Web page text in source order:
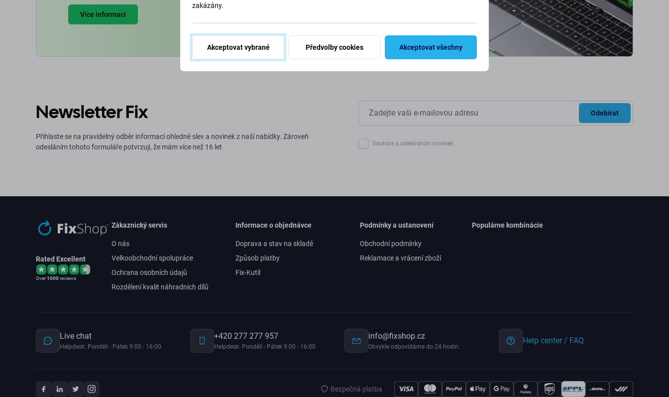
Více informací
Newsletter Fix
Přihlaste se na pravidelný odběr informací ohledně slev a novinek z naší nabídky. Zároveň
odesláním tohoto formuláře potvrzuji, že mám více než 16 let
Odebírat
Souhlas s odebíráním novinek
Rated Excellent
Over1000reviews
Zákaznický servis
O nás
Velkoobchodní spolupráce
Ochrana osobních údajů
Rozdělení kvalit náhradních dílů
Informace o objednávce
Doprava a stav na skladě
Způsob platby
Fix-Kutil
Podmínky a ustanovení
Obchodní podmínky
Reklamace a vrácení zboží
Populárne kombinácie
Live chat
Helpdesk: Pondělí - Pátek 9:00 - 16:00
+420 277 277 957
Helpdesk: Pondělí - Pátek 9:00 - 16:00
info@fixshop.cz
Obvykle odpovídáme do 24 hodin.
Help center / FAQ
Bezpečná platba
zakázány.
Akceptovat vybrané Předvolby cookies Akceptovat všechny